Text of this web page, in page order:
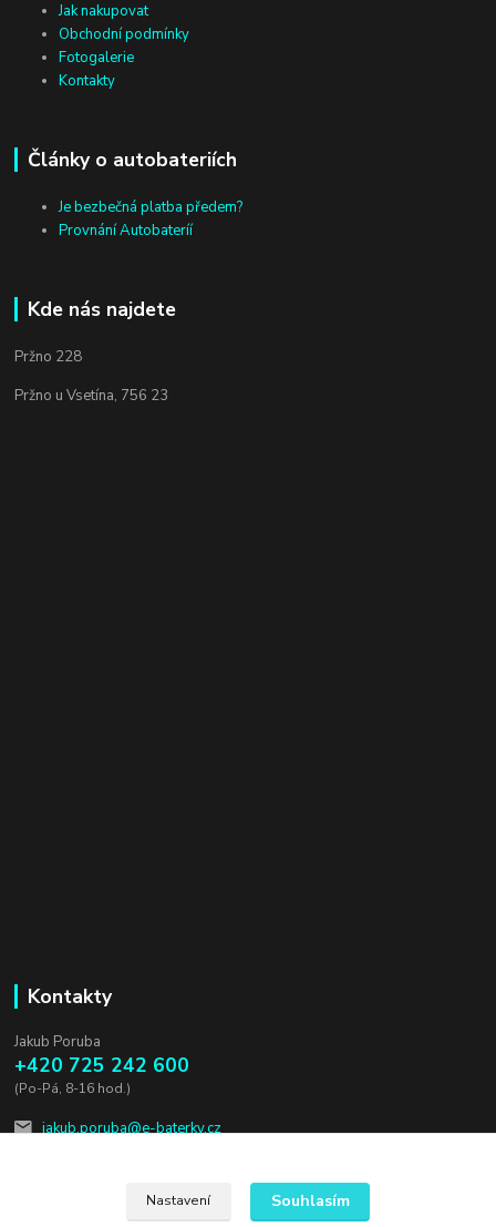
Jak nakupovat
Obchodní podmínky
Fotogalerie
Kontakty
Články o autobateriích
Je bezbečná platba předem?
Provnání Autobateríí
Kde nás najdete
Pržno 228
Pržno u Vsetína, 756 23
Kontakty
Jakub Poruba
+420 725 242 600
(Po-Pá, 8-16 hod.)
jakub.poruba@e-baterky.cz
Nastavení Souhlasím